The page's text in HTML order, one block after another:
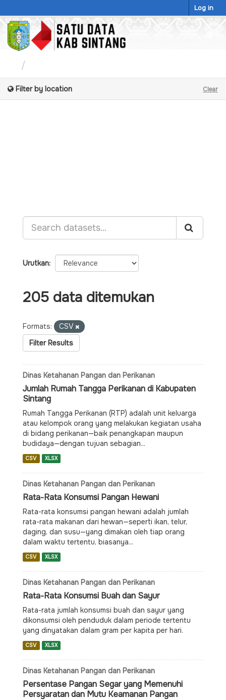
to
content
Log in
Filter by location Clear
Urutkan
205 data ditemukan
Formats:
CSV
Filter Results
Dinas Ketahanan Pangan dan Perikanan
Jumlah Rumah Tangga Perikanan di Kabupaten
Sintang
Rumah Tangga Perikanan (RTP) adalah unit keluarga
atau kelompok orang yang melakukan kegiatan usaha
di bidang perikanan—baik penangkapan maupun
budidaya—dengan tujuan sebagian...
CSV XLSX
Dinas Ketahanan Pangan dan Perikanan
Rata-Rata Konsumsi Pangan Hewani
Rata-rata konsumsi pangan hewani adalah jumlah
rata-rata makanan dari hewan—seperti ikan, telur,
daging, dan susu—yang dimakan oleh tiap orang
dalam waktu tertentu, biasanya...
CSV XLSX
Dinas Ketahanan Pangan dan Perikanan
Rata-Rata Konsumsi Buah dan Sayur
Rata-rata jumlah konsumsi buah dan sayur yang
dikonsumsi oleh penduduk dalam periode tertentu
yang dinyatakan dalam gram per kapita per hari.
CSV XLSX
Dinas Ketahanan Pangan dan Perikanan
Persentase Pangan Segar yang Memenuhi
Persyaratan dan Mutu Keamanan Pangan